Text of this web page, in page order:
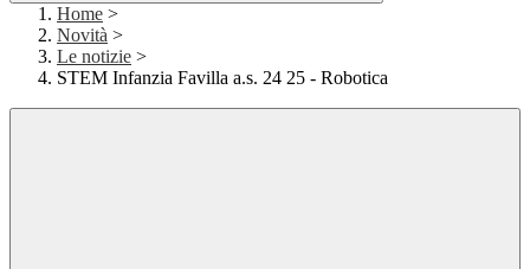
Home >
Novità >
Le notizie >
STEM Infanzia Favilla a.s. 24 25 - Robotica